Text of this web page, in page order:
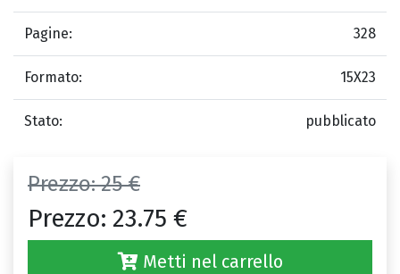
Pagine: 328
Formato: 15X23
Stato: pubblicato
Prezzo:25 €
Prezzo: 23.75 €
Metti nel carrello